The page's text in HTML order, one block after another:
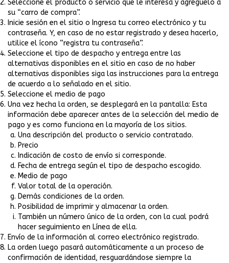
Seleccione el producto o servicio que le interesa y agréguelo a
su “carro de compra”.
Inicie sesión en el sitio o Ingresa tu correo electrónico y tu
contraseña. Y, en caso de no estar registrado y desea hacerlo,
utilice el ícono “registra tu contraseña”.
Seleccione el tipo de despacho y entrega entre las
alternativas disponibles en el sitio en caso de no haber
alternativas disponibles siga las instrucciones para la entrega
de acuerdo a lo señalado en el sitio.
Seleccione el medio de pago
Una vez hecha la orden, se desplegará en la pantalla: Esta
información debe aparecer antes de la selección del medio de
pago y es como funciona en la mayoría de los sitios.
Una descripción del producto o servicio contratado.
Precio
Indicación de costo de envío si corresponde.
Fecha de entrega según el tipo de despacho escogido.
Medio de pago
Valor total de la operación.
Demás condiciones de la orden.
Posibilidad de imprimir y almacenar la orden.
También un número único de la orden, con la cual podrá
hacer seguimiento en Línea de ella.
Envío de la información al correo electrónico registrado.
La orden luego pasará automáticamente a un proceso de
confirmación de identidad, resguardándose siempre la